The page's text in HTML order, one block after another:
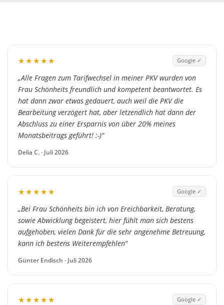
★★★★★ Google ✓
„Alle Fragen zum Tarifwechsel in meiner PKV wurden von
Frau Schönheits freundlich und kompetent beantwortet. Es
hat dann zwar etwas gedauert, auch weil die PKV die
Bearbeitung verzögert hat, aber letzendlich hat dann der
Abschluss zu einer Ersparnis von über 20% meines
Monatsbeitrags geführt! :-)“
Delia C. · Juli 2026
★★★★★ Google ✓
„Bei Frau Schönheits bin ich von Ereichbarkeit, Beratung,
sowie Abwicklung begeistert, hier fühlt man sich bestens
aufgehoben, vielen Dank für die sehr angenehme Betreuung,
kann ich bestens Weiterempfehlen“
Günter Endisch · Juli 2026
★★★★★ Google ✓